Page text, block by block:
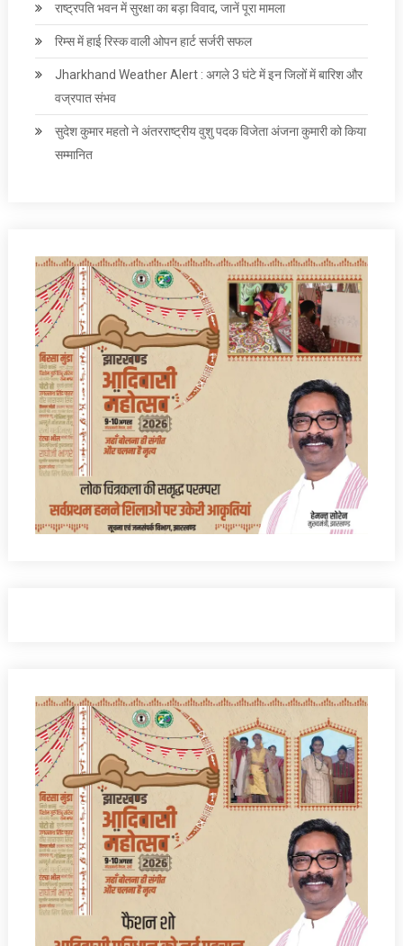
राष्ट्रपति भवन में सुरक्षा का बड़ा विवाद, जानें पूरा मामला
रिम्स में हाई रिस्क वाली ओपन हार्ट सर्जरी सफल
Jharkhand Weather Alert : अगले 3 घंटे में इन जिलों में बारिश और
वज्रपात संभव
सुदेश कुमार महतो ने अंतरराष्ट्रीय वुशु पदक विजेता अंजना कुमारी को किया
सम्मानित